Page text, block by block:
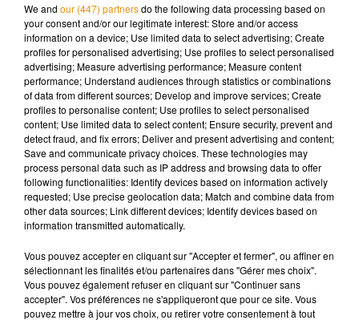
été utilisée, avait été utilisée, la polémique aurait-elle été la
même ?
Écouter le podcast
En raison du comportement de certains de ses supporters, le
club angevin risque une forte amende. Une jurisprudence qui
devrait pousser certaines équipes à changer leur politique de
lutte contre l’homophobie, sous peine d’être de plus en plus
Écouter le podcast
We and our (447) partnersdo the following data processing based on
your consent and/or our legitimate interest: Store and/or access
information on a device; Use limited data to select advertising; Create
profiles for personalised advertising; Use profiles to select personalised
advertising; Measure advertising performance; Measure content
performance; Understand audiences through statistics or combinations
of data from different sources; Develop and improve services; Create
profiles to personalise content; Use profiles to select personalised
content; Use limited data to select content; Ensure security, prevent and
detect fraud, and fix errors; Deliver and present advertising and content;
Save and communicate privacy choices. These technologies may
process personal data such as IP address and browsing data to offer
following functionalities: Identify devices based on information actively
requested; Use precise geolocation data; Match and combine data from
other data sources; Link different devices; Identify devices based on
information transmitted automatically.
Vous pouvez accepter en cliquant sur "Accepter et fermer", ou affiner en
sélectionnant les finalités et/ou partenaires dans "Gérer mes choix".
Vous pouvez également refuser en cliquant sur "Continuer sans
accepter". Vos préférences ne s'appliqueront que pour ce site. Vous
pouvez mettre à jour vos choix, ou retirer votre consentement à tout